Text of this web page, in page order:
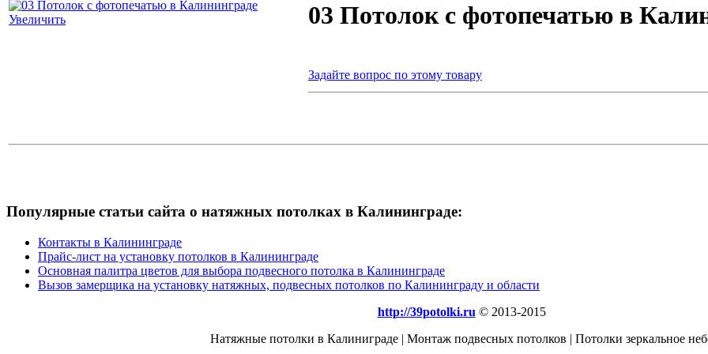
Увеличить 03 Потолок с фотопечатью в
Задайте вопрос по этому товару
Популярные статьи сайта о натяжных потолках в Калининграде:
Контакты в Калининграде
Прайс-лист на установку потолков в Калининграде
Основная палитра цветов для выбора подвесного потолка в Калининграде
Вызов замерщика на установку натяжных, подвесных потолков по Калининграду и области
http://39potolki.ru © 2013-2015
Натяжные потолки в Калиниграде | Монтаж подвесных потолков | Потолки зеркальное